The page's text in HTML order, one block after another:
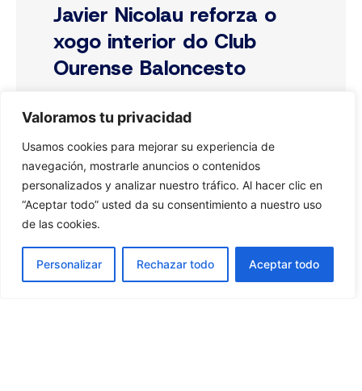
Valoramos tu privacidad
Usamos cookies para mejorar su experiencia de
navegación, mostrarle anuncios o contenidos
personalizados y analizar nuestro tráfico. Al hacer clic en
“Aceptar todo” usted da su consentimiento a nuestro uso
de las cookies.
Personalizar Rechazar todo Aceptar todo
Javier Nicolau reforza o
xogo interior do Club
Ourense Baloncesto
16 de julio de 2026